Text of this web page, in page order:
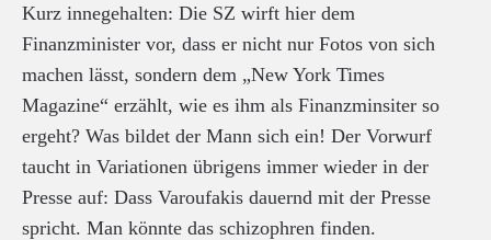
Kurz innegehalten: Die SZ wirft hier dem
Finanzminister vor, dass er nicht nur Fotos von sich
machen lässt, sondern dem „New York Times
Magazine“ erzählt, wie es ihm als Finanzminsiter so
ergeht? Was bildet der Mann sich ein! Der Vorwurf
taucht in Variationen übrigens immer wieder in der
Presse auf: Dass Varoufakis dauernd mit der Presse
spricht. Man könnte das schizophren finden.